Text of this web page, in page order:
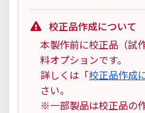
校正品作成について
本製作前に校正品（試
料オプションです。
詳しくは「校正品作成
さい。
※一部製品は校正品の